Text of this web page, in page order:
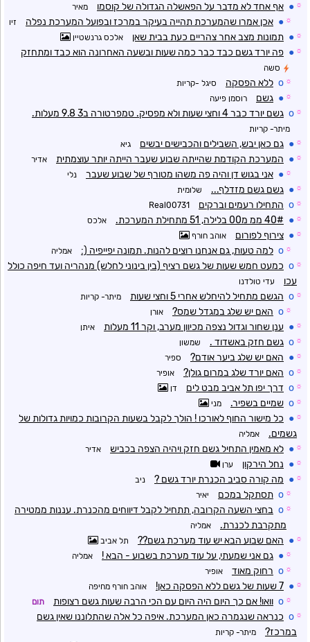
☼
● אף אחד לא מדבר על הפאשלה הגדולה של קוסמו מאיר
☼
● אכן אמרו שהמערכת תהייה בעיקר במרכז ובפועל המערכת נפלה זיו
☼
● תמונות מצב אחר צהריים כעת בבית שאן אלכס גרנשטיין
☼
● פה יורד גשם כבד כבר כמה שעות ובשעה האחרונה הוא כבד ומתחזק
סשה
☼
o ללא הפסקה סיגל -קריות
☼
● גשם רוסמן פיעה
☼
o גשם יורד כבר 4 וחצי שעות ולא מפסיק. טמפרטורה ב3 9.8 מעלות.
מיתר- קריות
☼
● גם כאן יבש, השבילים והכבישים יבשים גיא
☼
● המערכת הקודמת שהייתה שבוע שעבר הייתה יותר עוצמתית אדיר
☼
● אני בגוש דן והיה פה משהו מטורף של שבוע שעבר נלי
☼
● גשם גשם מזדלף... שלומית
☼
o התחילו רעמים וברקים Real00731
☼
● 40# ממ מ00 בלילה, 51 מתחילת המערכת. אלכס
☼
● צירוף לפורום אוהב חורף
☼
o למה טעות, גם אנחנו רוצים להנות. תמונה יפייפיה (: אמליה
☼
o כמעט חמש שעות של גשם רציף (בין בינוני לחלש) מנהריה ועד חיפה כולל
עכו
עדי טולדנו
☼
o הגשם מתחיל להיחלש אחרי 5 וחצי שעות מיתר- קריות
☼
o האם יש שלג במגדל שמס? אורן
☼
● ענן שחור וגדול נצפה מכיוון מערב, וקר 11 מעלות איתן
☼
o גשם חזק באשדוד . שמשון
☼
● האם יש שלג ביער אודם? ספיר
☼
o האם יורד שלג במרום גולן? אופיר
☼
o דרך יפו תל אביב מבט לים דן
☼
o שמיים בשפיר. מני
☼
● כל מישור החוף לאורכו ! הולך לקבל בשעות הקרובות כמויות גדולות של
גשמים.
אמליה
☼
● לא מאמין התחיל גשם חזק ויהיה הצפה בכביש אדיר
☼
● נחל הירקון ערן
☼
● מה קורה סביב הכנרת יורד גשם ? ניב
☼
o תסתקל במכם יאיר
☼
o בחצי השעה הקרובה, תתחיל לקבל דיווחים מהכנרת. עננות ממטירה
מתקרבת לכנרת.
אמליה
☼
● האם שבוע הבא יש עוד מערכת גשם?? תל אביב
☼
● גם אני שמעתי, על עוד מערכת בשבוע - הבא ! אמליה
☼
o רחוק מאוד אופיר
☼
● 7 שעות של גשם ללא הפסקה כאן! אוהב חורף מחיפה
☼
o וואו! אם כך היום היה היום עם הכי הרבה שעות גשם רצופות תום
☼
o כנראה שנגמרה כאן המערכת. איפה כל אלה שהתלוננו שאין גשם
במרכז?
מיתר- קריות